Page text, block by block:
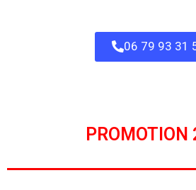
06 79 93 31
PROMOTION